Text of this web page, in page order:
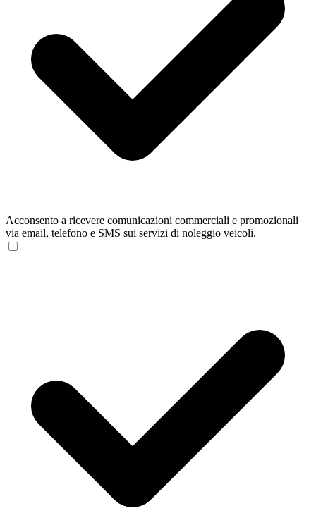
Acconsento a ricevere comunicazioni commerciali e promozionali
via email, telefono e SMS sui servizi di noleggio veicoli.